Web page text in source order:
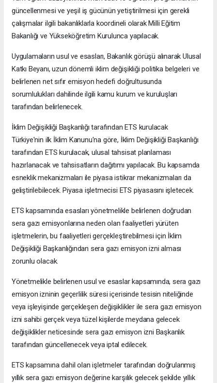
güncellenmesi ve yeşil iş gücünün yetiştirilmesi için gerekli
çalışmalar ilgili bakanlıklarla koordineli olarak Milli Eğitim
Bakanlığı ve Yükseköğretim Kurulunca yapılacak.
Uygulamaların usul ve esasları, Bakanlık görüşü alınarak Ulusal
Katkı Beyanı, uzun dönemli iklim değişikliği politika belgeleri ve
belirlenen net sıfır emisyon hedefi doğrultusunda
sorumlulukları dahilinde ilgili kamu kurum ve kuruluşları
tarafından belirlenecek.
İklim Değişikliği Başkanlığı tarafından ETS kurulacak
Türkiye'nin ilk İklim Kanunu'na göre, İklim Değişikliği Başkanlığı
tarafından ETS kurulacak, ulusal tahsisat planlaması
hazırlanacak ve tahsisatların dağıtımı yapılacak. Bu kapsamda
esneklik mekanizmaları ile piyasa istikrar mekanizmaları da
geliştirilebilecek. Piyasa işletmecisi ETS piyasasını işletecek.
ETS kapsamında esasları yönetmelikle belirlenen doğrudan
sera gazı emisyonlarına neden olan faaliyetleri yürüten
işletmelerin, bu faaliyetleri gerçekleştirebilmesi için İklim
Değişikliği Başkanlığından sera gazı emisyon izni alması
zorunlu olacak.
Yönetmelikle belirlenen usul ve esaslar kapsamında, sera gazı
emisyon izninin geçerlilik süresi içerisinde tesisin niteliğinde
veya işleyişinde gerçekleşen değişiklikler ile sera gazı emisyon
izni sahibi gerçek veya tüzel kişilerde meydana gelecek
değişiklikler neticesinde sera gazı emisyon izni Başkanlık
tarafından güncellenecek veya iptal edilecek.
ETS kapsamına dahil olan işletmeler tarafından doğrulanmış
yıllık sera gazı emisyon değerine karşılık gelecek şekilde yıllık